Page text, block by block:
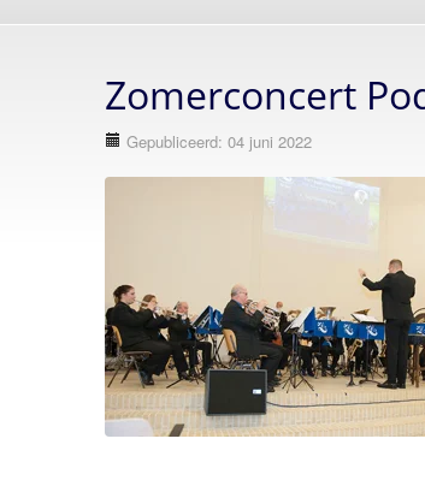
Zomerconcert
Gepubliceerd: 04 juni 2022